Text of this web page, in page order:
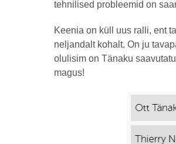
tehnilised probleemid on
Keenia on küll uus ralli, ent
neljandalt kohalt. On ju
olulisim on Tänaku
magus!